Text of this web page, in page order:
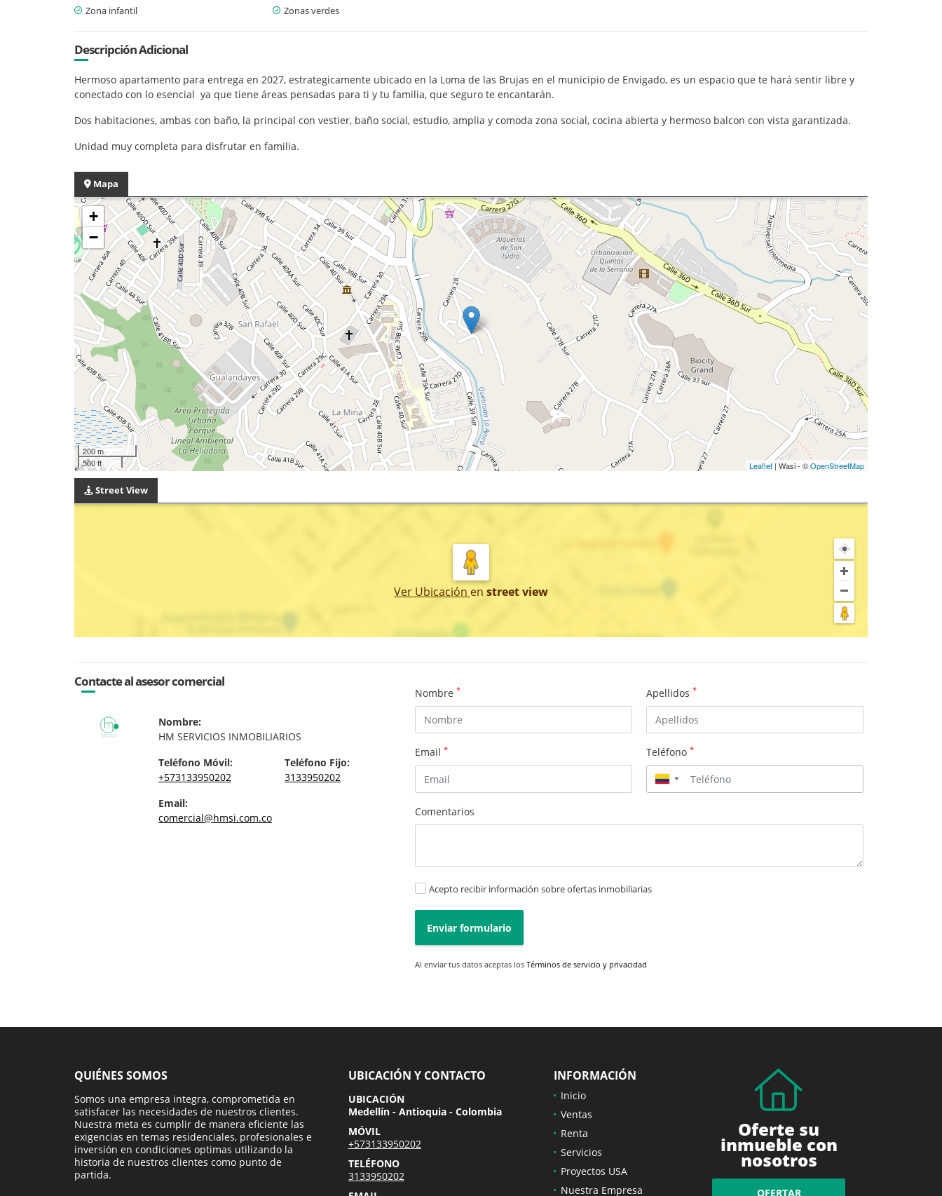
Zona infantil
Zonas verdes
Descripción Adicional
Hermoso apartamento para entrega en 2027, estrategicamente ubicado en la Loma de las Brujas en el municipio de Envigado, es un espacio que te hará sentir libre y
conectado con lo esencial ya que tiene áreas pensadas para ti y tu familia, que seguro te encantarán.
Dos habitaciones, ambas con baño, la principal con vestier, baño social, estudio, amplia y comoda zona social, cocina abierta y hermoso balcon con vista garantizada.
Unidad muy completa para disfrutar en familia.
Mapa
+
−
200 m
500 ft
Leaflet | Wasi - ©OpenStreetMap
Street View
Ver Ubicación en street view
Contacte al asesor comercial
Nombre:
HM SERVICIOS INMOBILIARIOS
Teléfono Móvil:
+573133950202
Teléfono Fijo:
3133950202
Email:
comercial@hmsi.com.co
Nombre * Apellidos *
Email * Teléfono *
▼
Comentarios
Acepto recibir información sobre ofertas inmobiliarias
Enviar formulario
Al enviar tus datos aceptas los Términos de servicio y privacidad
QUIÉNES SOMOS
Somos una empresa integra, comprometida en
satisfacer las necesidades de nuestros clientes.
Nuestra meta es cumplir de manera eficiente las
exigencias en temas residenciales, profesionales e
inversión en condiciones optimas utilizando la
historia de nuestros clientes como punto de
partida.
UBICACIÓN Y CONTACTO
UBICACIÓN
Medellín - Antioquia - Colombia
MÓVIL
+573133950202
TELÉFONO
3133950202
INFORMACIÓN
Inicio
Ventas
Renta
Servicios
Proyectos USA
Nuestra Empresa
Oferte su
inmueble con
nosotros
OFERTAR